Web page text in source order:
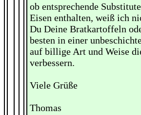
ob entsprechende
Eisen enthalten, weiß ich
Du Deine Bratkartoffeln
besten in einer
auf billige Art und Weise
verbessern.
Viele Grüße
Thomas